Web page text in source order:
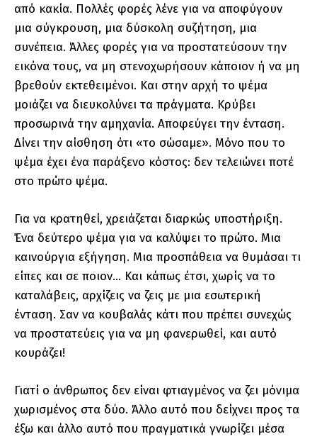
από κακία. Πολλές φορές λένε για να αποφύγουν
μια σύγκρουση, μια δύσκολη συζήτηση, μια
συνέπεια. Άλλες φορές για να προστατεύσουν την
εικόνα τους, να μη στενοχωρήσουν κάποιον ή να μη
βρεθούν εκτεθειμένοι. Και στην αρχή το ψέμα
μοιάζει να διευκολύνει τα πράγματα. Κρύβει
προσωρινά την αμηχανία. Αποφεύγει την ένταση.
Δίνει την αίσθηση ότι «το σώσαμε». Μόνο που το
ψέμα έχει ένα παράξενο κόστος: δεν τελειώνει ποτέ
στο πρώτο ψέμα.
Για να κρατηθεί, χρειάζεται διαρκώς υποστήριξη.
Ένα δεύτερο ψέμα για να καλύψει το πρώτο. Μια
καινούργια εξήγηση. Μια προσπάθεια να θυμάσαι τι
είπες και σε ποιον… Και κάπως έτσι, χωρίς να το
καταλάβεις, αρχίζεις να ζεις με μια εσωτερική
ένταση. Σαν να κουβαλάς κάτι που πρέπει συνεχώς
να προστατεύεις για να μη φανερωθεί, και αυτό
κουράζει!
Γιατί ο άνθρωπος δεν είναι φτιαγμένος να ζει μόνιμα
χωρισμένος στα δύο. Άλλο αυτό που δείχνει προς τα
έξω και άλλο αυτό που πραγματικά γνωρίζει μέσα